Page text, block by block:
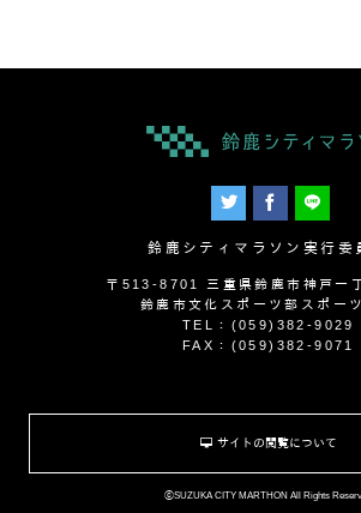
鈴鹿シティマラソン実行委
〒513-8701 三重県鈴鹿市神戸一
鈴鹿市文化スポーツ部スポー
TEL：(059)382-9029
FAX：(059)382-9071
サイトの閲覧について
ⓒSUZUKA CITY MARTHON All Rights